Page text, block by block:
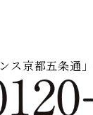
ス京都五条通」